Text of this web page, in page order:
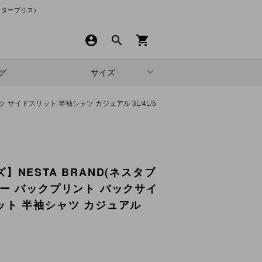
ーブリス）
shopping_cart
search
account_circle
サイズ
サイドスリット 半袖シャツ カジュアル 3L/4L/5
】NESTA BRAND(ネスタブ
バックプリント バックサイ
ト 半袖シャツ カジュアル